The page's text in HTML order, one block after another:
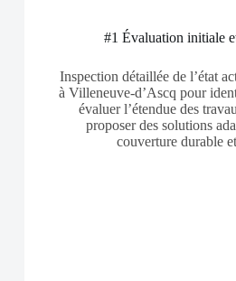
#1 Évaluation initiale
Inspection détaillée de l’état
à Villeneuve-d’Ascq pour
évaluer l’étendue des
proposer des solutions
couverture durable